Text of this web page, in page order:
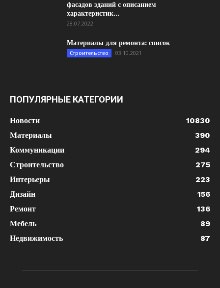
фасадов зданий с описанием
характеристик...
28.07.2022
Материалы для ремонта: список
Строительство 03.10.2021
ПОПУЛЯРНЫЕ КАТЕГОРИИ
Новости
10830
Материалы
390
Коммуникации
294
Строительство
275
Интерьеры
223
Дизайн
156
Ремонт
136
Мебель
89
Недвижимость
87